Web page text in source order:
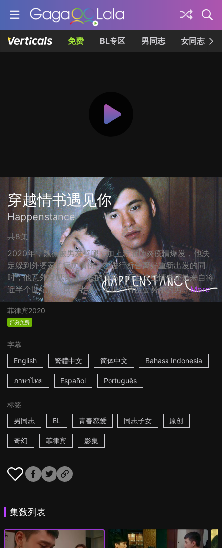
免费 BL专区 男同志 女同志
穿越情书遇见你
Happenstance
共8集
2020年，魏德被男友劈腿，加上新冠肺炎疫情爆发，他决
定躲到外婆家并疗愈情伤。在进行断舍离好重新出发的同
时，他意外发现满满一袋的情书，而且这些情书还是来自将
近半个世纪前。撰写者是一名叫作荷西曼努尔的男... More
菲律宾2020
部分免费
字幕
English
繁體中文 简体中文 Bahasa Indonesia
ภาษาไทย Español Português
标签
男同志
BL 青春恋爱 同志子女 原创
奇幻 菲律宾 影集
集数列表